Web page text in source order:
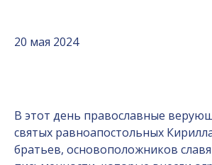
20 мая 2024
В этот день православные
святых равноапостольных
братьев, основоположников